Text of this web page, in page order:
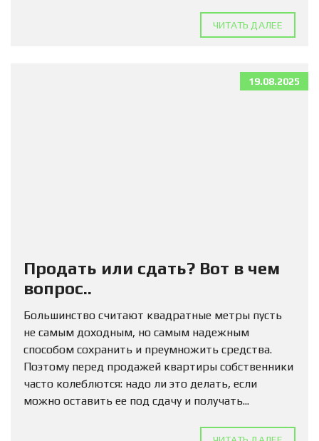
ЧИТАТЬ ДАЛЕЕ
19.08.2025
Продать или сдать? Вот в чем
вопрос..
Большинство считают квадратные метры пусть
не самым доходным, но самым надежным
способом сохранить и преумножить средства.
Поэтому перед продажей квартиры собственники
часто колеблются: надо ли это делать, если
можно оставить ее под сдачу и получать...